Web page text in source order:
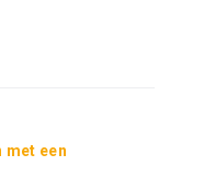
met een